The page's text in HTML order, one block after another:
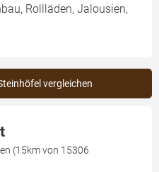
Rollläden, Jalousien,
vergleichen
(15km von 15306